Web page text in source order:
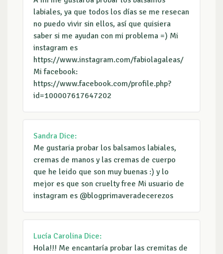
labiales, ya que todos los días se me resecan
no puedo vivir sin ellos, así que quisiera
saber si me ayudan con mi problema =) Mi
instagram es
https://www.instagram.com/fabiolagaleas/
Mi facebook:
https://www.facebook.com/profile.php?
id=100007617647202
Sandra Dice:
Me gustaria probar los balsamos labiales,
cremas de manos y las cremas de cuerpo
que he leido que son muy buenas :) y lo
mejor es que son cruelty free Mi usuario de
instagram es @blogprimaveradecerezos
Lucía Carolina Dice:
Hola!!! Me encantaría probar las cremitas de